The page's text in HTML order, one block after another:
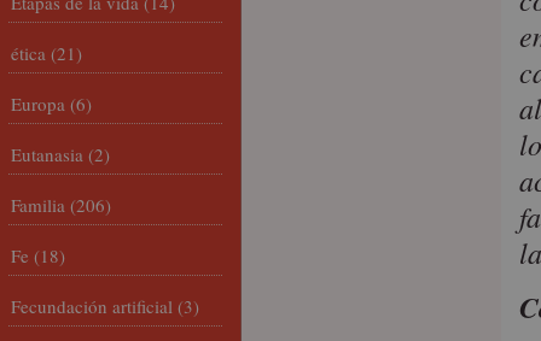
ética (21)
Europa (6)
Eutanasia (2)
Familia (206)
Fe (18)
Fecundación artificial (3)